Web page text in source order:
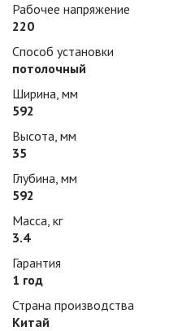
Рабочее напряжение
220
Способ установки
потолочный
Ширина, мм
592
Высота, мм
35
Глубина, мм
592
Масса, кг
3.4
Гарантия
1 год
Страна производства
Китай